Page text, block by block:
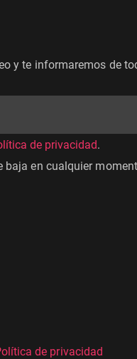
y te informaremos de
de privacidad.
baja en cualquier
de privacidad